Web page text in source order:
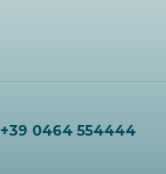
+39 0464 554444